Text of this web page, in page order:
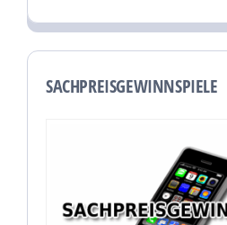
SACHPREISGEWINNSPIELE